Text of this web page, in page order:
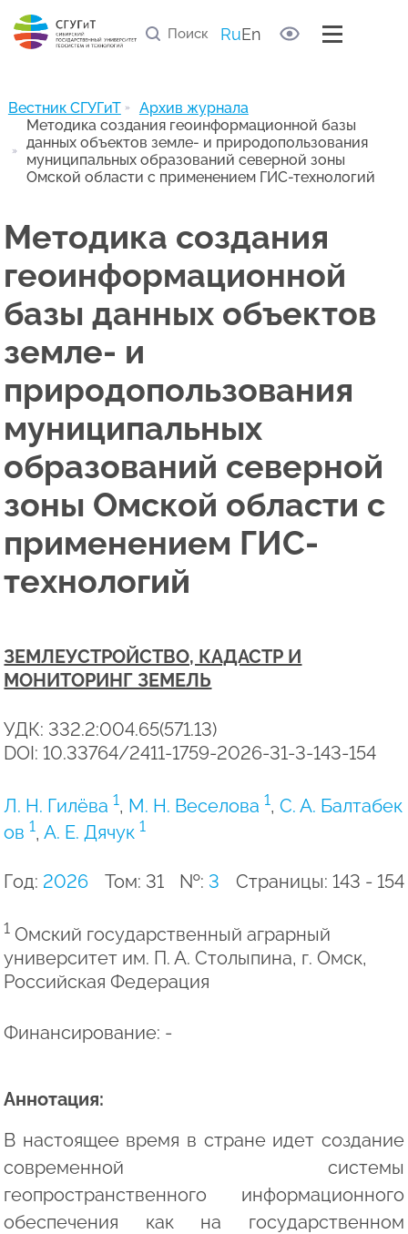
RuEn
Правила рецензирования статей
Список научных рецензентов
Полезные ссылки
Вестник СГУГиТ
Архив журнала
Методика создания геоинформационной базы
данных объектов земле- и природопользования
муниципальных образований северной зоны
Омской области с применением ГИС-технологий
Методика создания
геоинформационной
базы данных объектов
земле- и
природопользования
муниципальных
образований северной
зоны Омской области с
применением ГИС-
технологий
ЗЕМЛЕУСТРОЙСТВО, КАДАСТР И
МОНИТОРИНГ ЗЕМЕЛЬ
УДК: 332.2:004.65(571.13)
DOI: 10.33764/2411-1759-2026-31-3-143-154
Л. Н. Гилёва 1, М. Н. Веселова 1,С. А. Балтабек
ов 1,А. Е. Дячук 1
Год: 2026 Том: 31 №: 3 Страницы: 143 - 154
1 Омский государственный аграрный
университет им. П. А. Столыпина, г. Омск,
Российская Федерация
Финансирование: -
Аннотация:
В настоящее время в стране идет создание
современной системы
геопространственного информационного
обеспечения как на государственном